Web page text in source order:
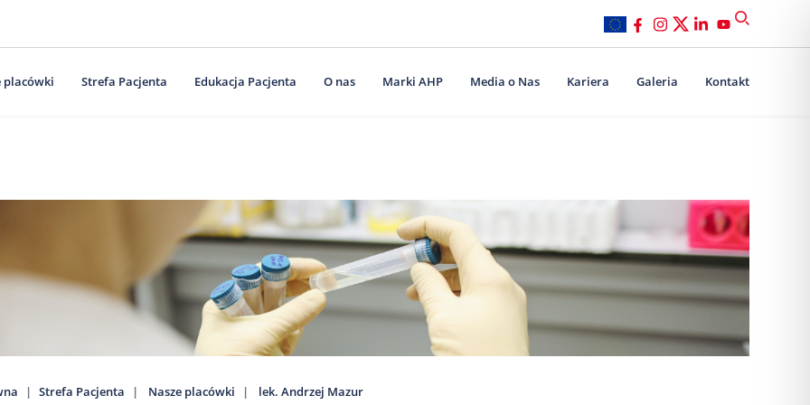
placówki Strefa Pacjenta Edukacja Pacjenta O nas Marki AHP Media o Nas Kariera Galeria Kontakt
Strefa Pacjenta Nasze placówki lek. Andrzej Mazur